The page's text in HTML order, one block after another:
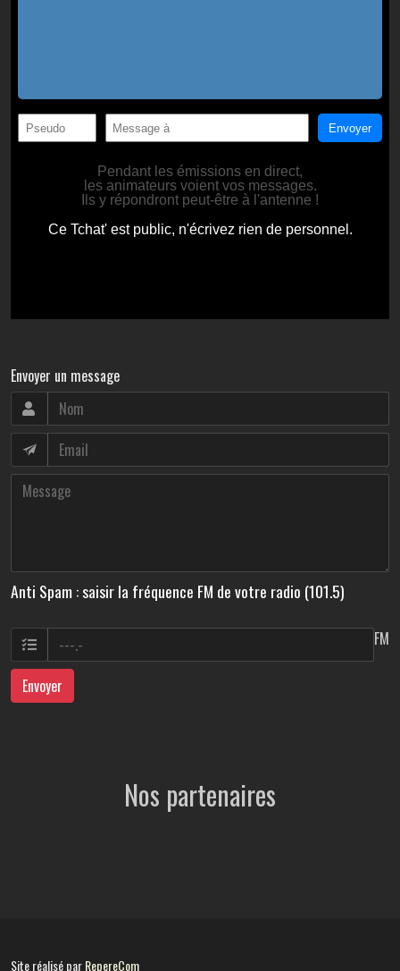
Envoyer un message
Anti Spam : saisir la fréquence FM de votre radio (101.5)
FM
Envoyer
Nos partenaires
Site réalisé parRepereCom